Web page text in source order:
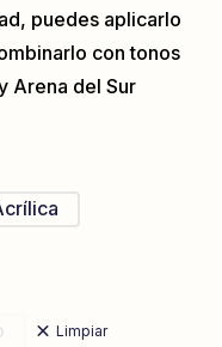
puedes aplicarlo
con tonos
Arena del Sur
Limpiar